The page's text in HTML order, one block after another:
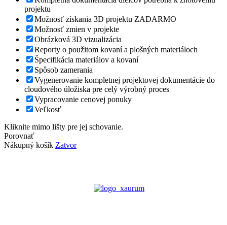
projektu
Možnosť získania 3D projektu ZADARMO
Možnosť zmien v projekte
Obrázková 3D vizualizácia
Reporty o použitom kovaní a plošných materiáloch
Špecifikácia materiálov a kovaní
Spôsob zamerania
Vygenerovanie kompletnej projektovej dokumentácie do
cloudového úložiska pre celý výrobný proces
Vypracovanie cenovej ponuky
Veľkosť
Kliknite mimo lišty pre jej schovanie.
Porovnať
Nákupný košík Zatvor